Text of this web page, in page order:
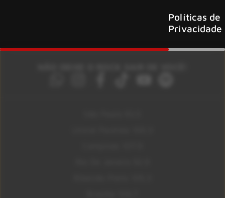
Políticas de
Privacidade